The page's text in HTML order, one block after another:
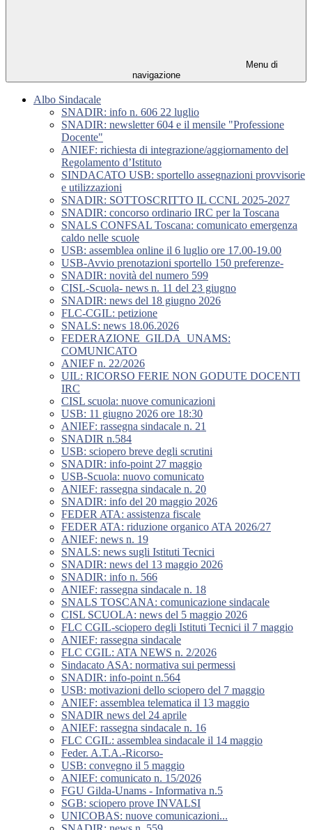
Menu di
navigazione
Albo Sindacale
SNADIR: info n. 606 22 luglio
SNADIR: newsletter 604 e il mensile "Professione
Docente"
ANIEF: richiesta di integrazione/aggiornamento del
Regolamento d’Istituto
SINDACATO USB: sportello assegnazioni provvisorie
e utilizzazioni
SNADIR: SOTTOSCRITTO IL CCNL 2025-2027
SNADIR: concorso ordinario IRC per la Toscana
SNALS CONFSAL Toscana: comunicato emergenza
caldo nelle scuole
USB: assemblea online il 6 luglio ore 17.00-19.00
USB-Avvio prenotazioni sportello 150 preferenze-
SNADIR: novità del numero 599
CISL-Scuola- news n. 11 del 23 giugno
SNADIR: news del 18 giugno 2026
FLC-CGIL: petizione
SNALS: news 18.06.2026
FEDERAZIONE_GILDA_UNAMS:
COMUNICATO
ANIEF n. 22/2026
UIL: RICORSO FERIE NON GODUTE DOCENTI
IRC
CISL scuola: nuove comunicazioni
USB: 11 giugno 2026 ore 18:30
ANIEF: rassegna sindacale n. 21
SNADIR n.584
USB: sciopero breve degli scrutini
SNADIR: info-point 27 maggio
USB-Scuola: nuovo comunicato
ANIEF: rassegna sindacale n. 20
SNADIR: info del 20 maggio 2026
FEDER ATA: assistenza fiscale
FEDER ATA: riduzione organico ATA 2026/27
ANIEF: news n. 19
SNALS: news sugli Istituti Tecnici
SNADIR: news del 13 maggio 2026
SNADIR: info n. 566
ANIEF: rassegna sindacale n. 18
SNALS TOSCANA: comunicazione sindacale
CISL SCUOLA: news del 5 maggio 2026
FLC CGIL-sciopero degli Istituti Tecnici il 7 maggio
ANIEF: rassegna sindacale
FLC CGIL: ATA NEWS n. 2/2026
Sindacato ASA: normativa sui permessi
SNADIR: info-point n.564
USB: motivazioni dello sciopero del 7 maggio
ANIEF: assemblea telematica il 13 maggio
SNADIR news del 24 aprile
ANIEF: rassegna sindacale n. 16
FLC CGIL: assemblea sindacale il 14 maggio
Feder. A.T.A.-Ricorso-
USB: convegno il 5 maggio
ANIEF: comunicato n. 15/2026
FGU Gilda-Unams - Informativa n.5
SGB: sciopero prove INVALSI
UNICOBAS: nuove comunicazioni...